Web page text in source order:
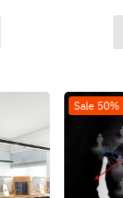
Sale 50%